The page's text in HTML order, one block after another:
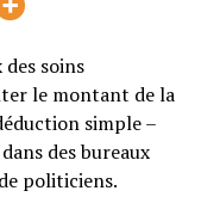
soins
le montant de la
simple –
des bureaux
politiciens.